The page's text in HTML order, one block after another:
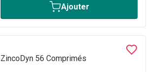
Ajouter
ZincoDyn 56 Comprimés